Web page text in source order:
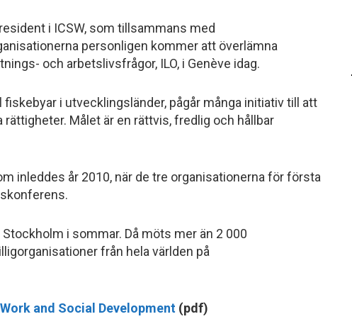
i ICSW, som tillsammans med
personligen kommer att överlämna
och arbetslivsfrågor, ILO, i Genève idag.
fiskebyar i utvecklingsländer, pågår många initiativ till att
Målet är en rättvis, fredlig och hållbar
inleddes år 2010, när de tre organisationerna för första
i sommar. Då möts mer än 2 000
från hela världen på
and Social Development (pdf)